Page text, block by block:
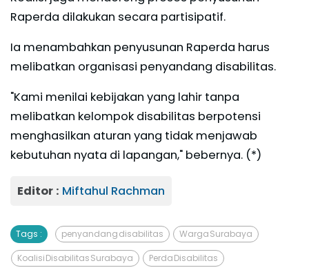
Raperda dilakukan secara partisipatif.
Ia menambahkan penyusunan Raperda harus
melibatkan organisasi penyandang disabilitas.
"Kami menilai kebijakan yang lahir tanpa
melibatkan kelompok disabilitas berpotensi
menghasilkan aturan yang tidak menjawab
kebutuhan nyata di lapangan," bebernya. (*)
Editor : Miftahul Rachman
Tags : penyandang disabilitas Warga Surabaya
Koalisi Disabilitas Surabaya Perda Disabilitas